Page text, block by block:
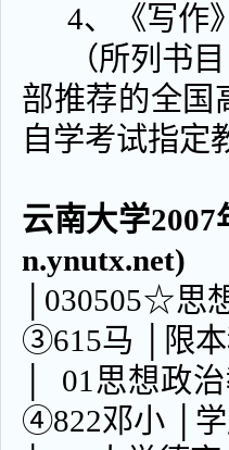
4、《写作》
（所列书目
部推荐的全国
自学考试指定
云南大学
n.ynutx.net)
│030505☆
③615马 │限本
│ 01思想政
④822邓小 │